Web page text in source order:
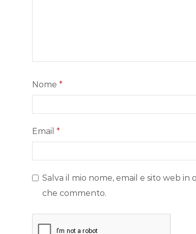
Nome *
Email *
Salva il mio nome, email e sito web
che commento.